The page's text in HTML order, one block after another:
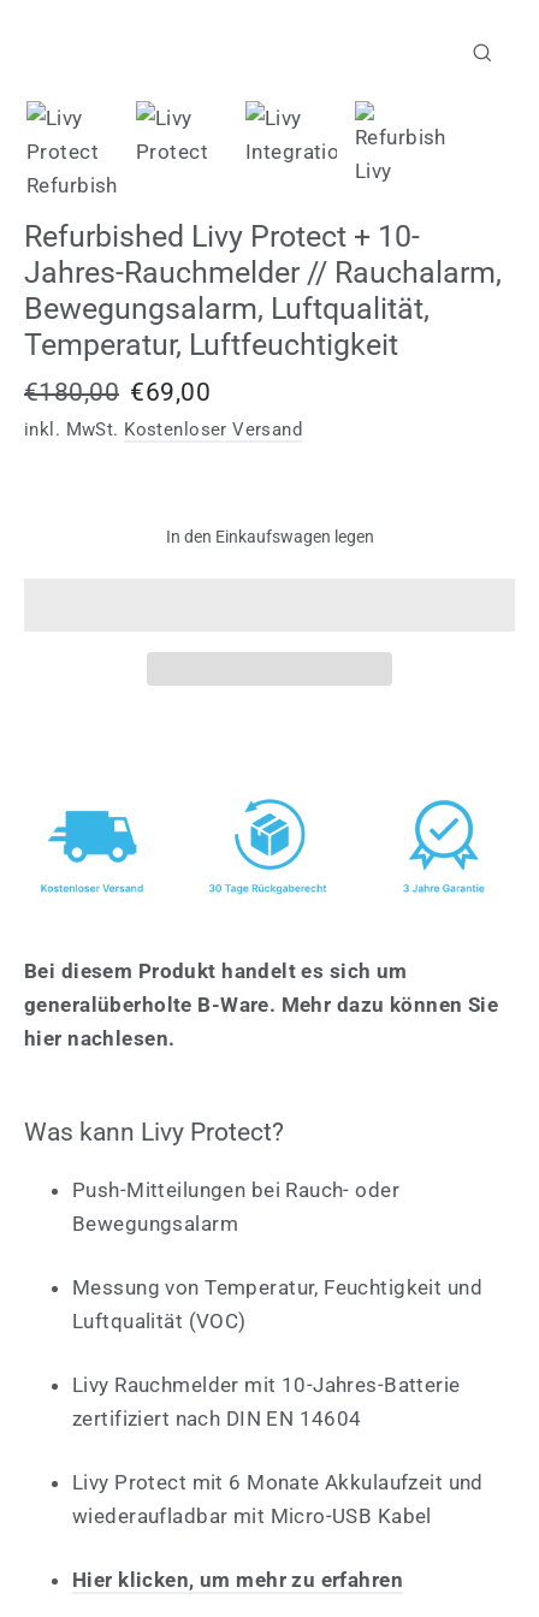
Refurbished Livy Protect + 10-
Jahres-Rauchmelder // Rauchalarm,
Bewegungsalarm, Luftqualität,
Temperatur, Luftfeuchtigkeit
Normaler
Preis
€180,00 Sonderpreis
€69,00
inkl. MwSt. Kostenloser Versand
In den Einkaufswagen legen
Bei diesem Produkt handelt es sich um
generalüberholte B-Ware. Mehr dazu können Sie
hier nachlesen.
Was kann Livy Protect?
Push-Mitteilungen bei Rauch- oder
Bewegungsalarm
Messung von Temperatur, Feuchtigkeit und
Luftqualität (VOC)
Livy Rauchmelder mit 10-Jahres-Batterie
zertifiziert nach DIN EN 14604
Livy Protect mit 6 Monate Akkulaufzeit und
wiederaufladbar mit Micro-USB Kabel
Hier klicken, um mehr zu erfahren